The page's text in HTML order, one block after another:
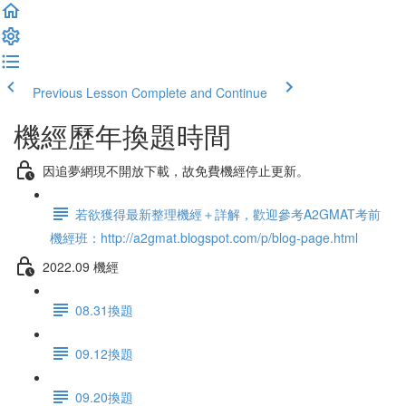
Previous Lesson Complete and Continue
機經歷年換題時間
因追夢網現不開放下載，故免費機經停止更新。
若欲獲得最新整理機經＋詳解，歡迎參考A2GMAT考前
機經班：http://a2gmat.blogspot.com/p/blog-page.html
2022.09 機經
08.31換題
09.12換題
09.20換題